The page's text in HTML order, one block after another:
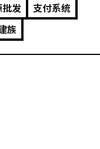
发
支付系统
族